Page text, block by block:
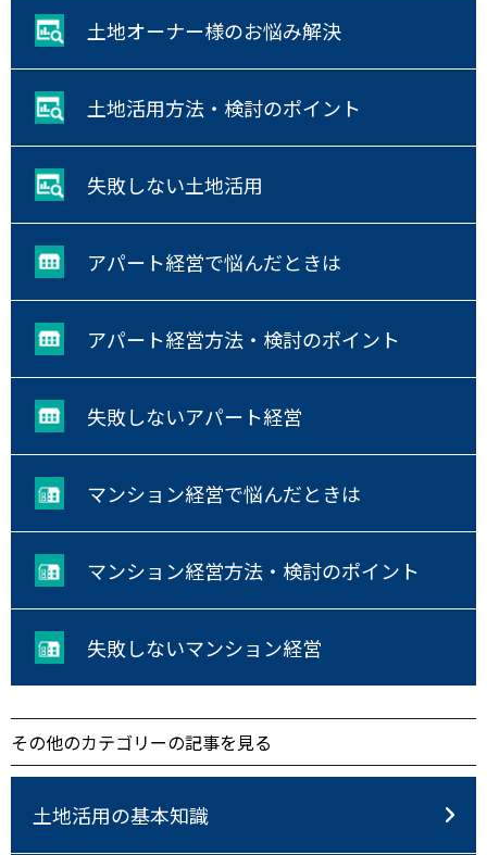
土地オーナー様のお悩み解決
土地活用方法・検討のポイント
失敗しない土地活用
アパート経営で悩んだときは
アパート経営方法・検討のポイント
失敗しないアパート経営
マンション経営で悩んだときは
マンション経営方法・検討のポイント
失敗しないマンション経営
その他のカテゴリーの記事を見る
土地活用の基本知識